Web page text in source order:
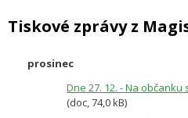
Tiskové zprávy z
prosinec
Dne 27. 12. - Na
(doc, 74,0 kB)